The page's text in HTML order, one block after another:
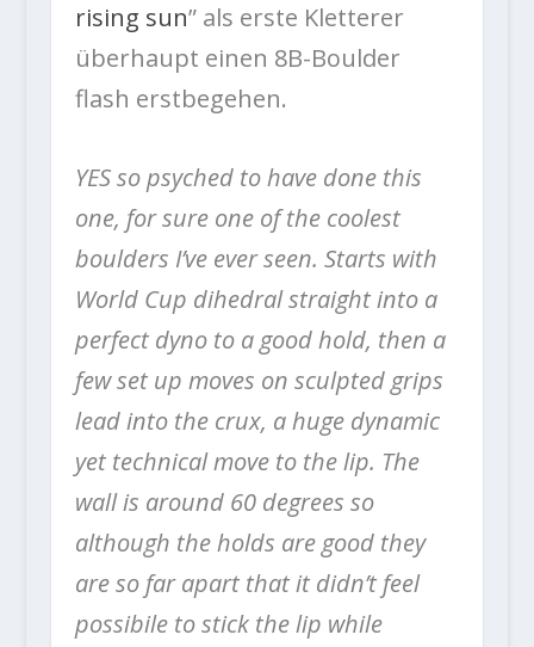
rising sun” als erste Kletterer
überhaupt einen 8B-Boulder
flash erstbegehen.
YES so psyched to have done this
one, for sure one of the coolest
boulders I’ve ever seen. Starts with
World Cup dihedral straight into a
perfect dyno to a good hold, then a
few set up moves on sculpted grips
lead into the crux, a huge dynamic
yet technical move to the lip. The
wall is around 60 degrees so
although the holds are good they
are so far apart that it didn’t feel
possibile to stick the lip while